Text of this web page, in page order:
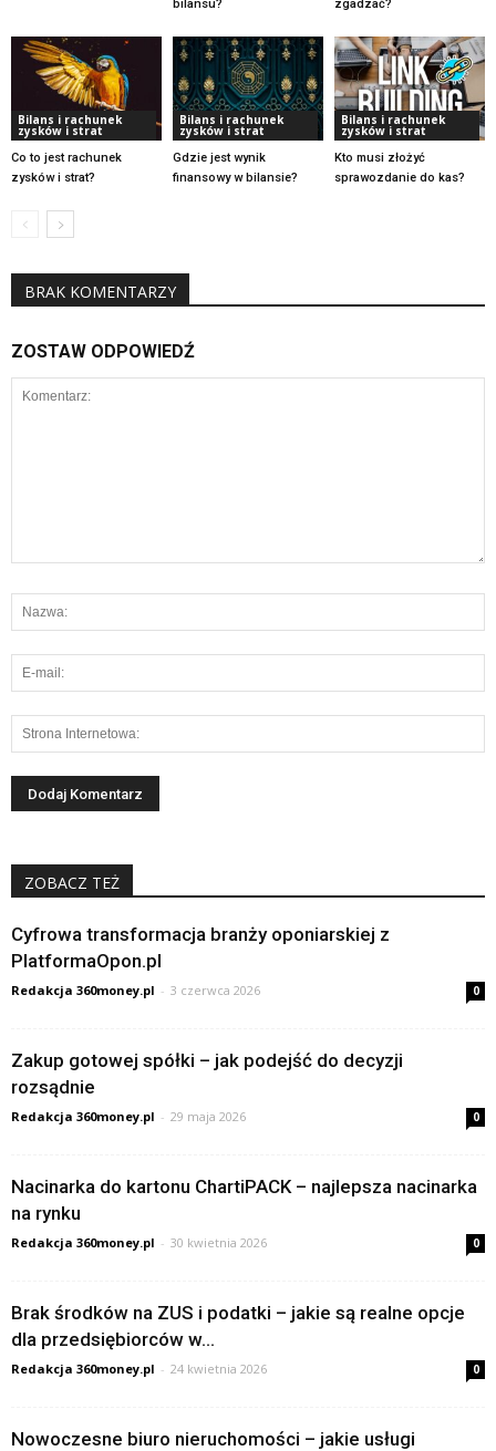
bilansu? zgadzać?
Bilans i rachunek
zysków i strat
Co to jest rachunek
zysków i strat?
Bilans i rachunek
zysków i strat
Gdzie jest wynik
finansowy w bilansie?
Bilans i rachunek
zysków i strat
Kto musi złożyć
sprawozdanie do kas?
BRAK KOMENTARZY
ZOSTAW ODPOWIEDŹ
ZOBACZ TEŻ
Cyfrowa transformacja branży oponiarskiej z
PlatformaOpon.pl
Redakcja 360money.pl - 3 czerwca 2026 0
Zakup gotowej spółki – jak podejść do decyzji
rozsądnie
Redakcja 360money.pl - 29 maja 2026 0
Nacinarka do kartonu ChartiPACK – najlepsza nacinarka
na rynku
Redakcja 360money.pl - 30 kwietnia 2026 0
Brak środków na ZUS i podatki – jakie są realne opcje
dla przedsiębiorców w...
Redakcja 360money.pl - 24 kwietnia 2026 0
Nowoczesne biuro nieruchomości – jakie usługi